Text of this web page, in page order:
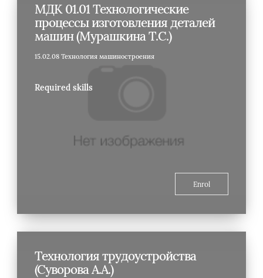
МДК 01.01 Технологические
процессы изготовления деталей
машин (Мурашкина Т.С.)
15.02.08 Технология машиностроения
Required skills
Enrol
Технология трудоустройства
(Суворова А.А.)